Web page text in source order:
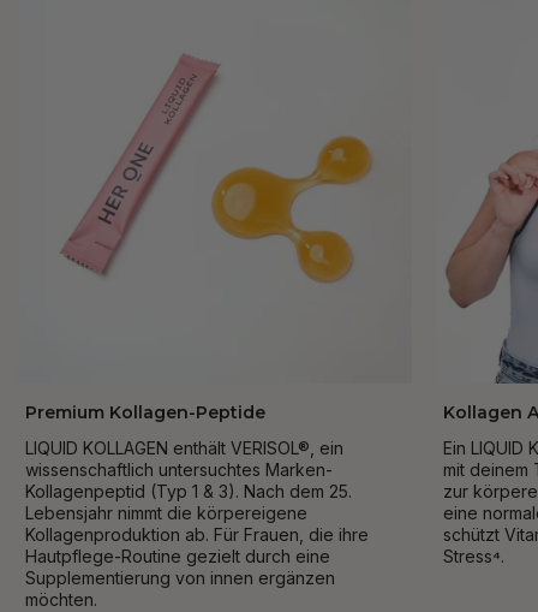
Premium Kollagen-Peptide
LIQUID KOLLAGEN enthält VERISOL®, ein
wissenschaftlich untersuchtes Marken-
Kollagenpeptid (Typ 1 & 3). Nach dem 25.
Lebensjahr nimmt die körpereigene
Kollagenproduktion ab. Für Frauen, die ihre
Hautpflege-Routine gezielt durch eine
Supplementierung von innen ergänzen
möchten.
Kollagen
Ein LIQUID
mit deinem
zur
eine
schützt
Stress⁴.